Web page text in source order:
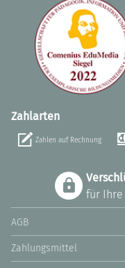
Zahlarten
Zahlen auf Rechnung
für Ihre
AGB
Zahlungsmittel